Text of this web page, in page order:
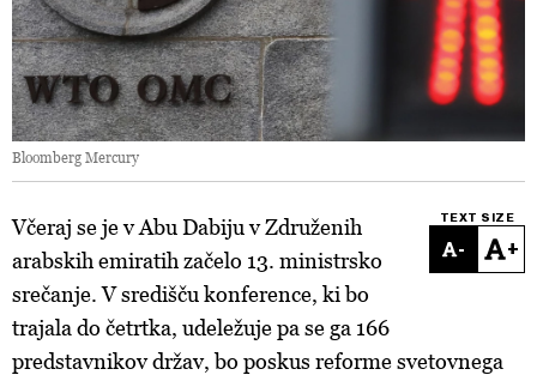
Bloomberg Mercury
TEXT SIZE
- +
Včeraj se je v Abu Dabiju v Združenih
arabskih emiratih začelo 13. ministrsko
srečanje. V središču konference, ki bo
trajala do četrtka, udeležuje pa se ga 166
predstavnikov držav, bo poskus reforme svetovnega